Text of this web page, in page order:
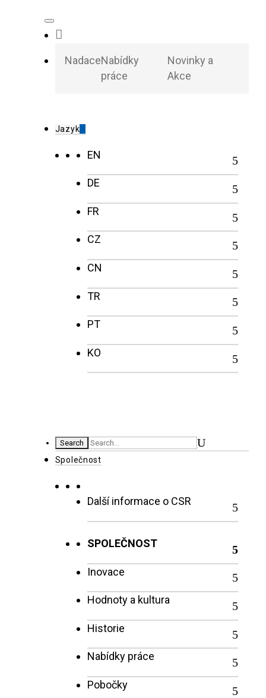
NadaceNabídky
práce
Novinky a
Akce
Jazyk
EN
DE
FR
CZ
CN
TR
PT
KO
Společnost
Další informace o CSR
SPOLEČNOST
Inovace
Hodnoty a kultura
Historie
Nabídky práce
Pobočky